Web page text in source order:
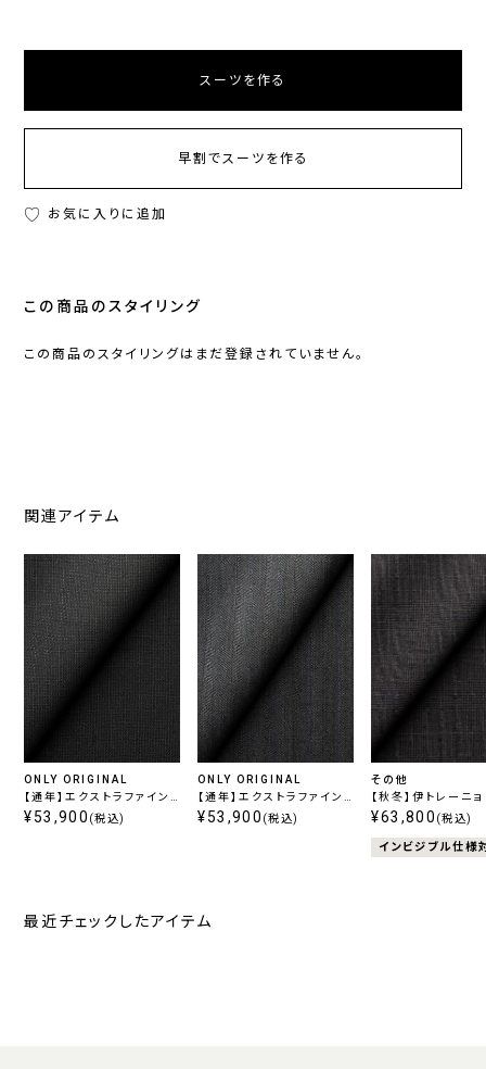
スーツを作る
早割でスーツを作る
お気に入りに追加
この商品のスタイリング
この商品のスタイリングはまだ登録されていません。
関連アイテム
ONLY ORIGINAL
【通年】エクストラファイン
ウール チャコール無地
¥53,900 (税込)
ONLY ORIGINAL
【通年】エクストラファイン
ウール グレーストライプ
¥53,900 (税込)
その他
【秋冬】伊トレーニ
ールハイパーストレ
¥63,800 (税込)
インビジブル仕様
最近チェックしたアイテム